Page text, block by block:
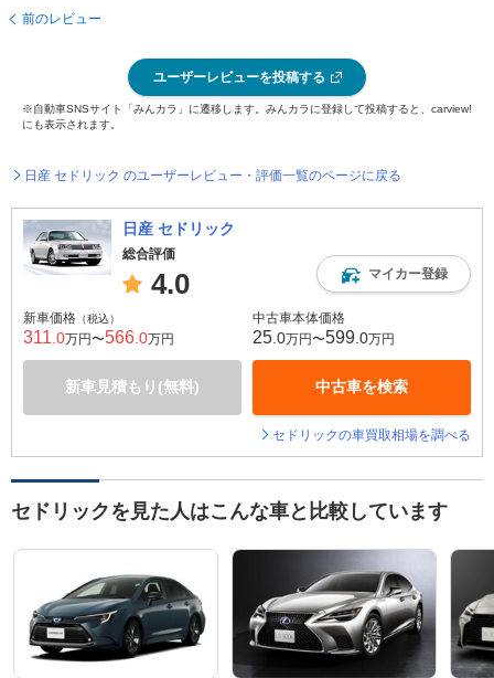
前のレビュー
ユーザーレビューを投稿する
※自動車SNSサイト「みんカラ」に遷移します。みんカラに登録して投稿すると、carview!
にも表示されます。
日産 セドリック のユーザーレビュー・評価一覧のページに戻る
日産 セドリック
総合評価
4.0 マイカー登録
新車価格 （税込）
311 .0万円〜566 .0万円
新車見積もり(無料)
中古車本体価格
25 .0万円〜599 .0万円
中古車を検索
セドリックの車買取相場を調べる
セドリックを見た人はこんな車と比較しています